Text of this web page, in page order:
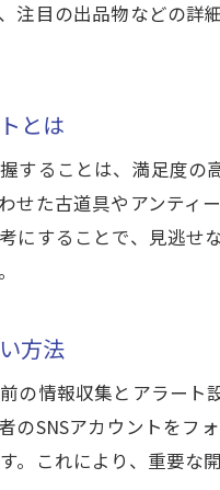
買取イベントでプ
今日開催の北杜市イベ
買取イベント今日
今日北杜市で楽し
今日限定の買取イ
北杜市イベント今
季節ごとの北杜市買取
春の北杜市買取イ
秋の北杜市買取イ
注目の出品物などの
とは
することは、満足度
せた古道具やアンテ
にすることで、見逃
方法
の情報収集とアラー
のSNSアカウントを
。これにより、重要な